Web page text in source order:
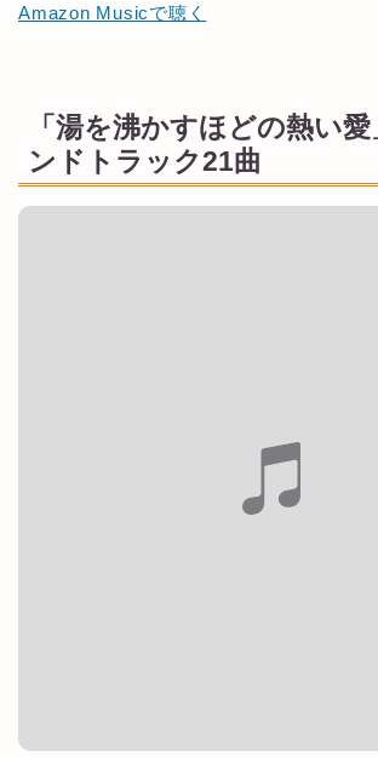
Amazon Musicで聴く
「湯を沸かすほどの熱い
ンドトラック21曲